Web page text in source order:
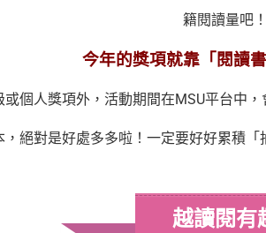
籍閱讀量吧！
今年的獎項就靠「閱讀
或個人獎項外， 活動期間在MSU平台中
，絕對是好處多多啦！一定要好好累積
越讀閱有